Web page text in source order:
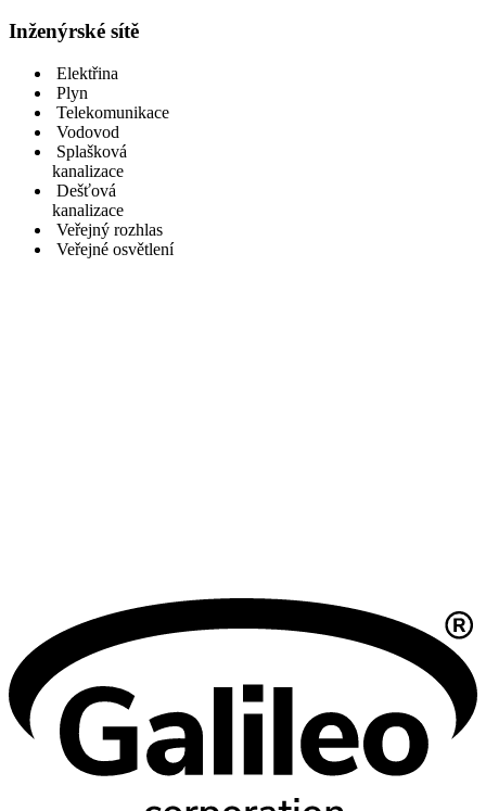
Inženýrské sítě
Elektřina
Plyn
Telekomunikace
Vodovod
Splašková
kanalizace
Dešťová
kanalizace
Veřejný rozhlas
Veřejné osvětlení